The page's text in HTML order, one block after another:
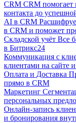
CRM CRM помогает
контакта до
AI в CRM
в CRM и поможет
Складской учёт Все
в Битрикс24
Коммуникация с
клиентами на сайте
Оплата и Доставка
прямо в CRM
Маркетинг
персональных
Онлайн-запись
и бронирования